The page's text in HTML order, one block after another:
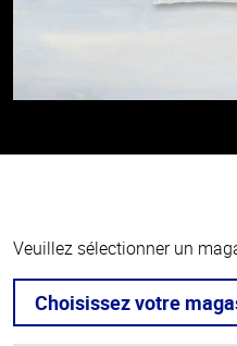
Veuillez sélectionner un
Choisissez votre